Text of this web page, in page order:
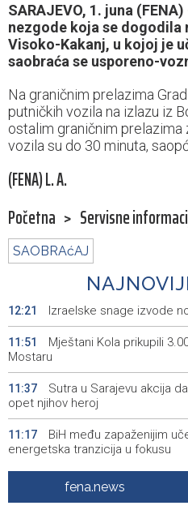
SARAJEVO, 1. juna
nezgode koja se dogodila
Visoko-Kakanj, u kojoj je
saobraća se usporeno-
Na graničnim prelazima
putničkih vozila na izlazu iz
ostalim graničnim prelazima
vozila su do 30 minuta,
(FENA) L. A.
Početna > Servisne
SAOBRAćAJ
12:21 Izraelske snage izvode
11:51
Mještani Kola prikupili
Mostaru
11:37
Sutra u Sarajevu akcija
opet njihov heroj
11:17
BiH među zapaženijim
energetska tranzicija u fokusu
Pezer već sutra nastupa
navečer biti u finalu EP-a u
fena.news